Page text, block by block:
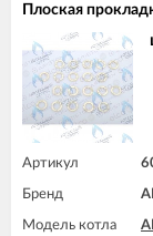
Плоская
Артикул
Бренд
Модель котла